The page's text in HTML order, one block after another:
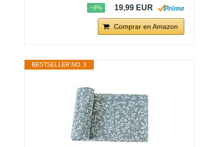
−8% 19,99 EUR
Comprar en Amazon
BESTSELLER NO. 3